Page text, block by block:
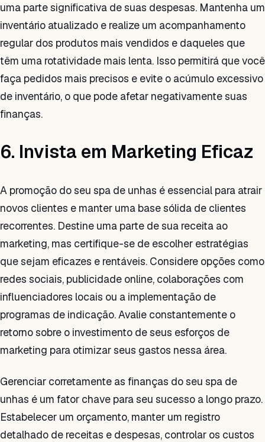
uma parte significativa de suas despesas. Mantenha um
inventário atualizado e realize um acompanhamento
regular dos produtos mais vendidos e daqueles que
têm uma rotatividade mais lenta. Isso permitirá que você
faça pedidos mais precisos e evite o acúmulo excessivo
de inventário, o que pode afetar negativamente suas
finanças.
6. Invista em Marketing Eficaz
A promoção do seu spa de unhas é essencial para atrair
novos clientes e manter uma base sólida de clientes
recorrentes. Destine uma parte de sua receita ao
marketing, mas certifique-se de escolher estratégias
que sejam eficazes e rentáveis. Considere opções como
redes sociais, publicidade online, colaborações com
influenciadores locais ou a implementação de
programas de indicação. Avalie constantemente o
retorno sobre o investimento de seus esforços de
marketing para otimizar seus gastos nessa área.
Gerenciar corretamente as finanças do seu spa de
unhas é um fator chave para seu sucesso a longo prazo.
Estabelecer um orçamento, manter um registro
detalhado de receitas e despesas, controlar os custos